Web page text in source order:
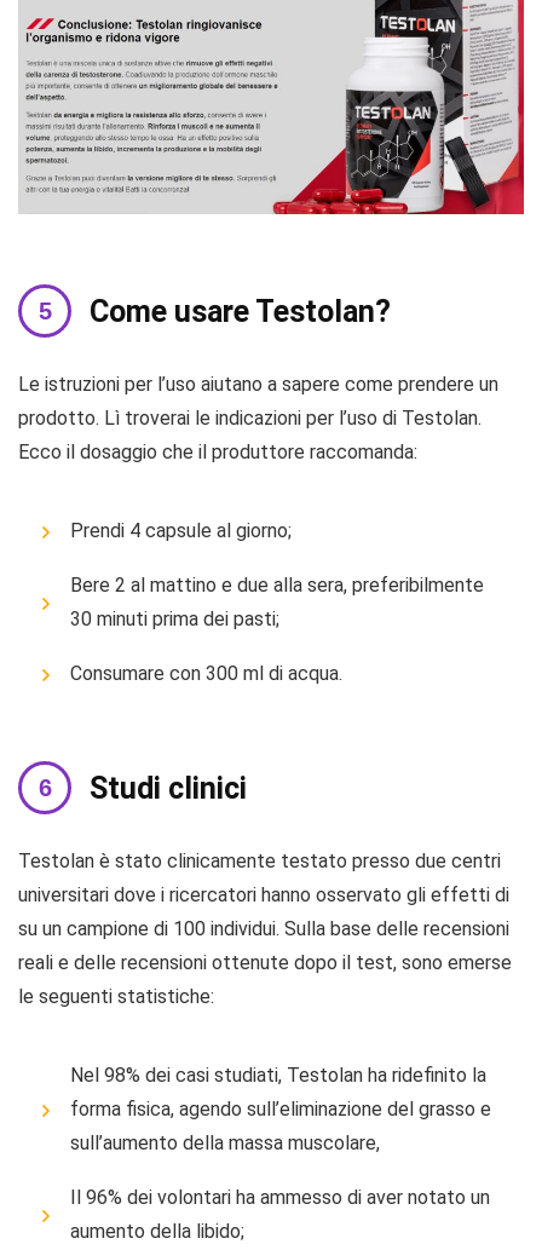
Come usare Testolan?
Le istruzioni per l’uso aiutano a sapere come prendere un
prodotto. Lì troverai le indicazioni per l’uso di Testolan.
Ecco il dosaggio che il produttore raccomanda:
Prendi 4 capsule al giorno;
Bere 2 al mattino e due alla sera, preferibilmente
30 minuti prima dei pasti;
Consumare con 300 ml di acqua.
Studi clinici
Testolan è stato clinicamente testato presso due centri
universitari dove i ricercatori hanno osservato gli effetti di
su un campione di 100 individui. Sulla base delle recensioni
reali e delle recensioni ottenute dopo il test, sono emerse
le seguenti statistiche:
Nel 98% dei casi studiati, Testolan ha ridefinito la
forma fisica, agendo sull’eliminazione del grasso e
sull’aumento della massa muscolare,
Il 96% dei volontari ha ammesso di aver notato un
aumento della libido;